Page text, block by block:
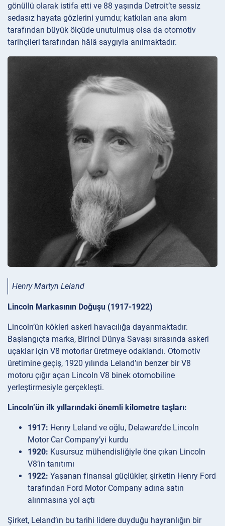
gönüllü olarak istifa etti ve 88 yaşında Detroit’te sessiz
sedasız hayata gözlerini yumdu; katkıları ana akım
tarafından büyük ölçüde unutulmuş olsa da otomotiv
tarihçileri tarafından hâlâ saygıyla anılmaktadır.
Henry Martyn Leland
Lincoln Markasının Doğuşu (1917-1922)
Lincoln’ün kökleri askeri havacılığa dayanmaktadır.
Başlangıçta marka, Birinci Dünya Savaşı sırasında askeri
uçaklar için V8 motorlar üretmeye odaklandı. Otomotiv
üretimine geçiş, 1920 yılında Leland’ın benzer bir V8
motoru çığır açan Lincoln V8 binek otomobiline
yerleştirmesiyle gerçekleşti.
Lincoln’ün ilk yıllarındaki önemli kilometre taşları:
1917: Henry Leland ve oğlu, Delaware’de Lincoln
Motor Car Company’yi kurdu
1920: Kusursuz mühendisliğiyle öne çıkan Lincoln
V8’in tanıtımı
1922: Yaşanan finansal güçlükler, şirketin Henry Ford
tarafından Ford Motor Company adına satın
alınmasına yol açtı
Şirket, Leland’ın bu tarihi lidere duyduğu hayranlığın bir